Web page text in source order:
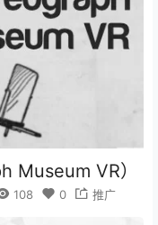
Museum VR）
108 0 推广